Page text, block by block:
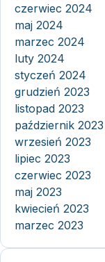
czerwiec 2024
maj 2024
marzec 2024
luty 2024
styczeń 2024
grudzień 2023
listopad 2023
październik 2023
wrzesień 2023
lipiec 2023
czerwiec 2023
maj 2023
kwiecień 2023
marzec 2023